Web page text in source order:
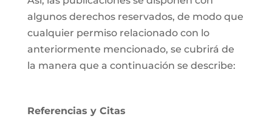
algunos derechos reservados, de modo que
cualquier permiso relacionado con lo
anteriormente mencionado, se cubrirá de
la manera que a continuación se describe:
Referencias y Citas